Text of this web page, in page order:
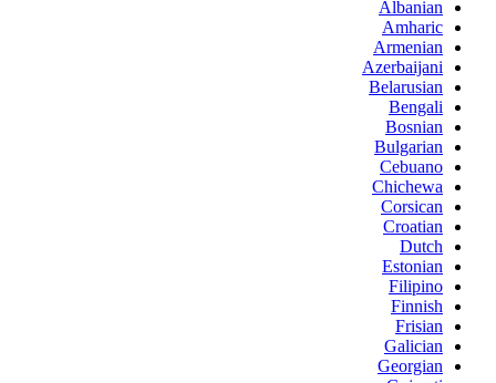
Albanian
Amharic
Armenian
Azerbaijani
Belarusian
Bengali
Bosnian
Bulgarian
Cebuano
Chichewa
Corsican
Croatian
Dutch
Estonian
Filipino
Finnish
Frisian
Galician
Georgian